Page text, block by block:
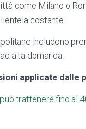
come Milano o
costante.
includono
alta domanda.
applicate dalle
trattenere fino al